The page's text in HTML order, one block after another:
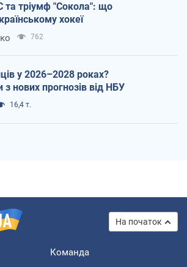
та тріумф "Сокола": що
хокеї
762
у 2026–2028 роках?
з нових прогнозів від НБУ
16,4 т.
На початок
Команда